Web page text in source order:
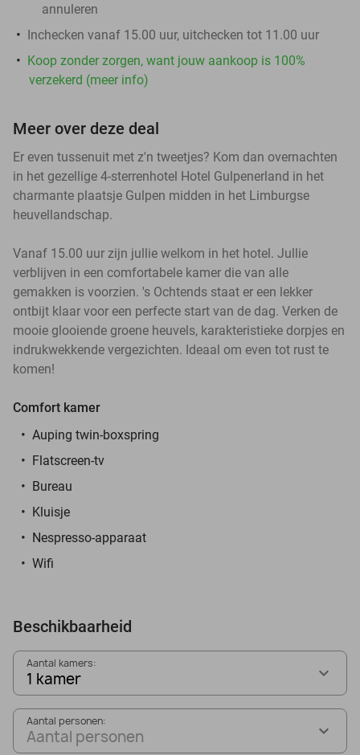
annuleren
Inchecken vanaf 15.00 uur, uitchecken tot 11.00 uur
Koop zonder zorgen, want jouw aankoop is 100%
verzekerd (meer info)
Meer over deze deal
Er even tussenuit met z'n tweetjes? Kom dan overnachten
in het gezellige 4-sterrenhotel Hotel Gulpenerland in het
charmante plaatsje Gulpen midden in het Limburgse
heuvellandschap.
Vanaf 15.00 uur zijn jullie welkom in het hotel. Jullie
verblijven in een comfortabele kamer die van alle
gemakken is voorzien. 's Ochtends staat er een lekker
ontbijt klaar voor een perfecte start van de dag. Verken de
mooie glooiende groene heuvels, karakteristieke dorpjes en
indrukwekkende vergezichten. Ideaal om even tot rust te
komen!
Comfort kamer
Auping twin-boxspring
Flatscreen-tv
Bureau
Kluisje
Nespresso-apparaat
Wifi
Beschikbaarheid
Aantal kamers:
1 kamer
Aantal personen:
Aantal personen